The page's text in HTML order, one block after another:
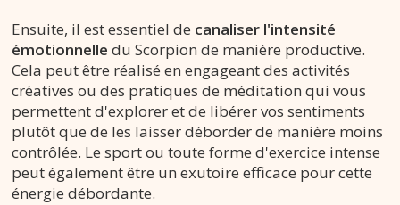
Ensuite, il est essentiel de canaliser l'intensité
émotionnelle du Scorpion de manière productive.
Cela peut être réalisé en engageant des activités
créatives ou des pratiques de méditation qui vous
permettent d'explorer et de libérer vos sentiments
plutôt que de les laisser déborder de manière moins
contrôlée. Le sport ou toute forme d'exercice intense
peut également être un exutoire efficace pour cette
énergie débordante.